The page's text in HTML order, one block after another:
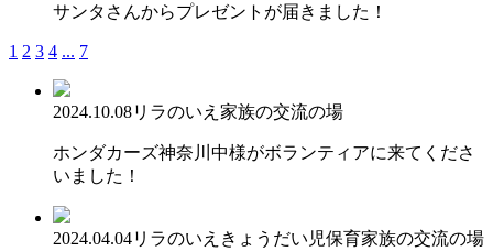
サンタさんからプレゼントが届きました！
1 2 3 4 ... 7
2024.10.08リラのいえ 家族の交流の場
ホンダカーズ神奈川中様がボランティアに来てくださ
いました！
2024.04.04リラのいえ きょうだい児保育家族の交流の場